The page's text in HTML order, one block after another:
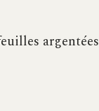
argentées